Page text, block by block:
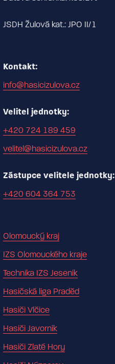
JSDH Žulová kat.: JPO II/1
Kontakt:
info@hasicizulova.cz
Velitel jednotky:
+420 724 189 459
velitel@hasicizulova.cz
Zástupce velitele jednotky:
+420 604 364 753
Olomoucký kraj
IZS Olomouckého kraje
Technika IZS Jeseník
Hasičská liga Praděd
Hasiči Vlčice
Hasiči Javorník
Hasiči Zlaté Hory